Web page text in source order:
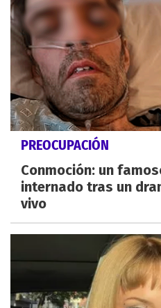
PREOCUPACIÓN
Conmoción: un
internado tras un
vivo